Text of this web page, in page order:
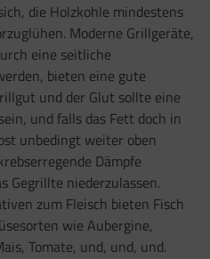
die Holzkohle mindestens
Moderne Grillgeräte,
eine seitliche
bieten eine gute
und der Glut sollte eine
und falls das Fett doch in
unbedingt weiter oben
Dämpfe
Gegrillte niederzulassen.
zum Fleisch bieten Fisch
wie Aubergine,
Tomate, und, und, und.